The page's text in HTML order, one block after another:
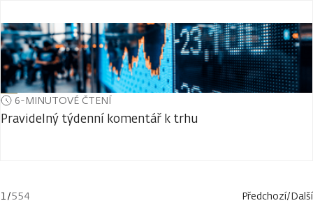
6-MINUTOVÉ ČTENÍ
Pravidelný týdenní komentář k trhu
1/554 Předchozí/Další